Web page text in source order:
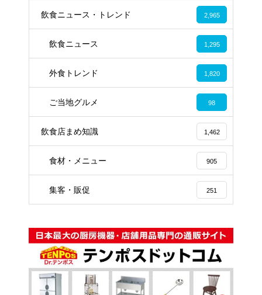
飲食ニュース・トレンド 2,965
飲食ニュース 1,295
外食トレンド 1,820
ご当地グルメ 98
飲食店まめ知識 1,462
食材・メニュー 905
集客・販促 251